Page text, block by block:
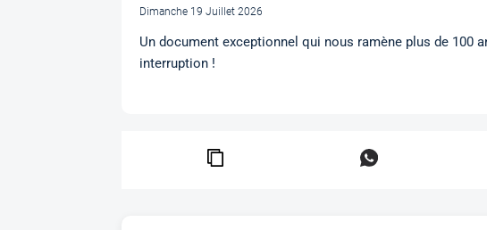
Dimanche 19 Juillet 2026
Un document exceptionnel qui nous ramène plus de 100
interruption !